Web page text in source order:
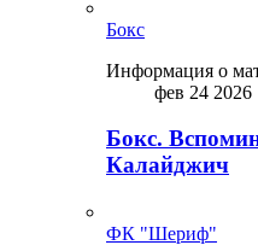
Бокс
Информация о
фев 24 2026
Бокс.
Калайджич
ФК "Шериф"